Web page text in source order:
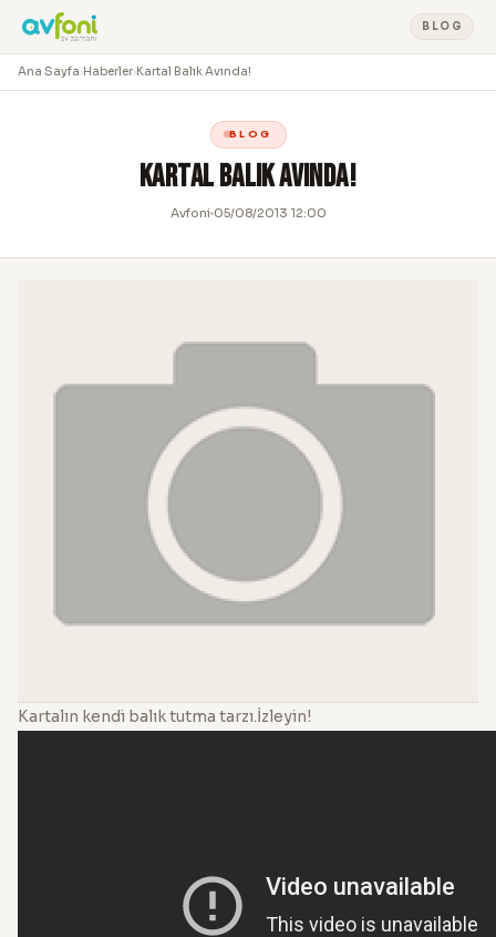
BLOG
Ana Sayfa›Haberler›Kartal Balık Avında!
BLOG
Kartal Balık Avında!
Avfoni 05/08/2013 12:00
Kartalın kendi balık tutma tarzı.İzleyin!